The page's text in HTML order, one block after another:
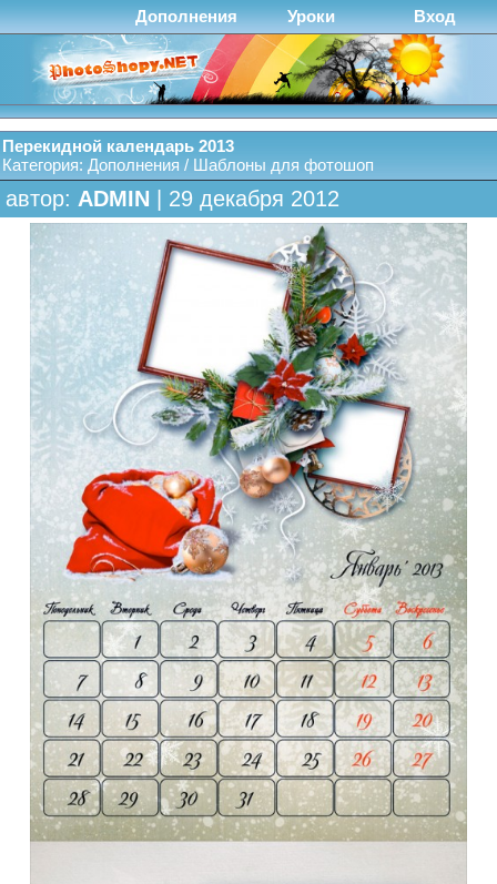
Дополнения Уроки Вход
Перекидной календарь 2013
Категория: Дополнения / Шаблоны для фотошоп
автор: ADMIN | 29 декабря 2012